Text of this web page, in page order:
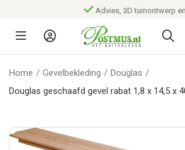
Advies, 3D tuinontwerp en
Home / Gevelbekleding / Douglas /
Douglas geschaafd gevel rabat 1,8 x 14,5 x